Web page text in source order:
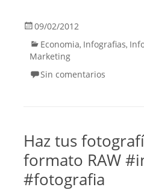
09/02/2012
Economia, Infografias,
Marketing
Sin comentarios
Haz tus
formato RAW
#fotografia